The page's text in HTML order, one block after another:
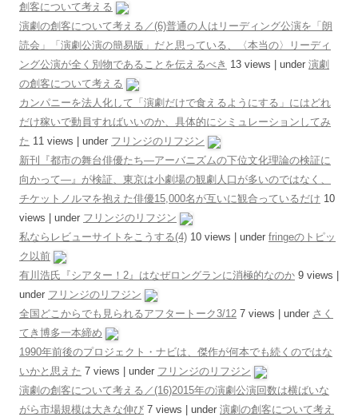
創客について考える
演劇の創客について考える／(6)普通の人はリーディング公演を「朗
読会」「演劇公演の簡易版」だと思っている、〈本当の〉リーディ
ング公演が全く別物であることを伝えるべき 13 views under 演劇
の創客について考える
カンパニーを法人化して「演劇だけで食えるようにする」にはどれ
だけ稼いで動員すればいいのか、具体的にシミュレーションしてみ
た 11 views under フリンジのリフジン
新刊『都市の舞台俳優たち―アーバニズムの下位文化理論の検証に
向かって―』が検証、東京は小劇場の観劇人口が多いのではなく、
チケットノルマを抱えた俳優15,000名が互いに観合っているだけ 10
views
under フリンジのリフジン
私ならレビューサイトをこうする(4) 10 views under fringeのトピッ
ク以前
有川浩氏『シアター！2』はなぜロングランに消極的なのか 9 views
under フリンジのリフジン
全国どこからでも見られるアフタートーク3/12 7 views under さく
てき博多一本締め
1990年前後のプロジェクト・ナビは、傑作が何本でも続くのではな
いかと思えた 7 views under フリンジのリフジン
演劇の創客について考える／(16)2015年の演劇公演回数は横ばいな
がら市場規模は大きな伸び 7 views under 演劇の創客について考え